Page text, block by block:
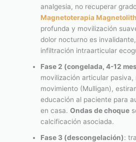
analgesia, no recuperar
Magnetoterapia Magnetolith
profunda y movilización
dolor nocturno es
infiltración intraarticular
Fase 2 (congelada, 4-12
movilización articular pasiva,
movimiento (Mulligan),
educación al paciente para
en casa.Ondas de choque
calcificación asociada.
Fase 3 (descongelación):